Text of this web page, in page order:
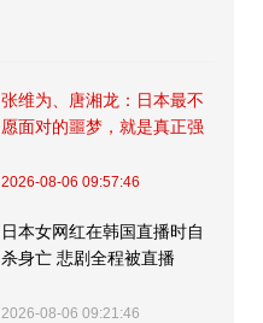
张维为、唐湘龙：日本最不
愿面对的噩梦，就是真正强
2026-08-06 09:57:46
日本女网红在韩国直播时自
杀身亡 悲剧全程被直播
2026-08-06 09:21:46